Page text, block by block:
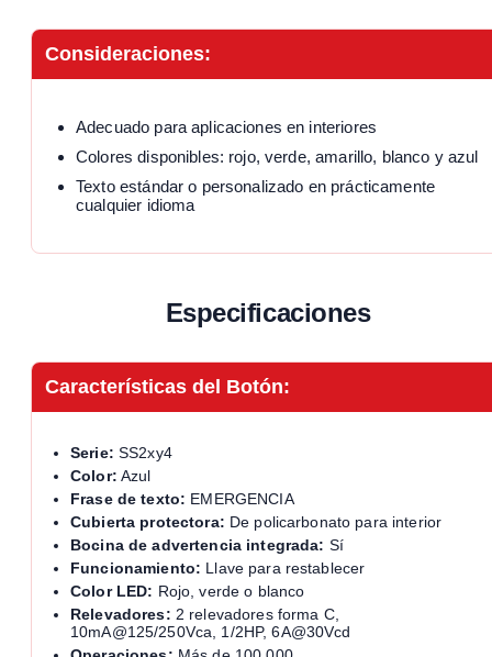
Consideraciones:
Adecuado para aplicaciones en interiores
Colores disponibles: rojo, verde, amarillo, blanco y azul
Texto estándar o personalizado en prácticamente
cualquier idioma
Especificaciones
Características del Botón:
Serie: SS2xy4
Color: Azul
Frase de texto: EMERGENCIA
Cubierta protectora: De policarbonato para interior
Bocina de advertencia integrada: Sí
Funcionamiento: Llave para restablecer
Color LED: Rojo, verde o blanco
Relevadores: 2 relevadores forma C,
10mA@125/250Vca, 1/2HP, 6A@30Vcd